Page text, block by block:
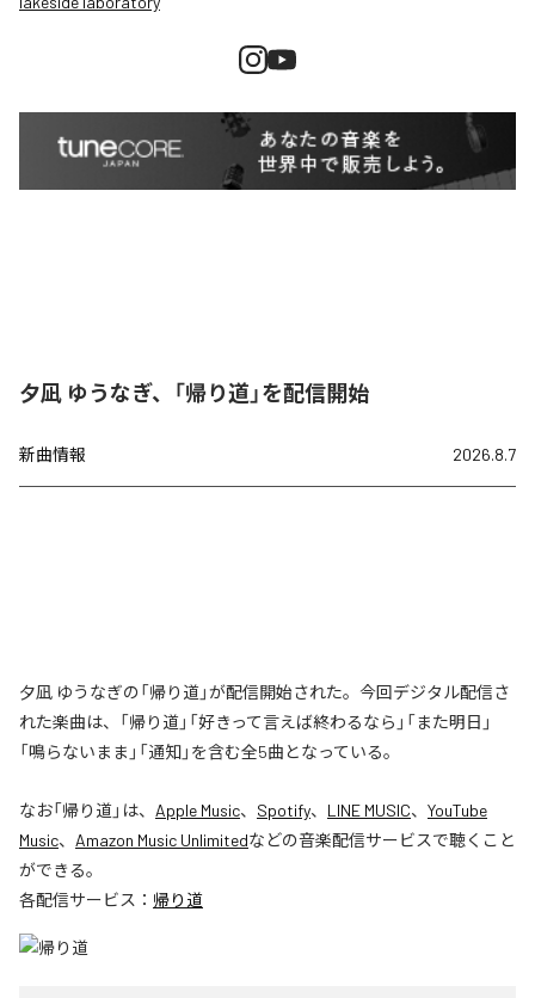
夕凪 ゆうなぎ、「帰り道」を配信開始
新曲情報 2026.8.7
夕凪 ゆうなぎの「帰り道」が配信開始された。今回デジタル配信さ
れた楽曲は、「帰り道」「好きって言えば終わるなら」「また明日」
「鳴らないまま」「通知」を含む全5曲となっている。
なお「帰り道」は、 Apple Music、 Spotify、 LINE MUSIC、 YouTube
Music、 Amazon Music Unlimitedなどの音楽配信サービスで聴くこと
ができる。
各配信サービス： 帰り道